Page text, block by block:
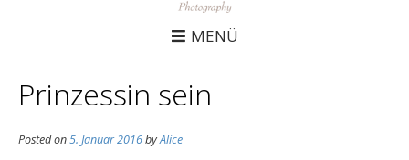
MENÜ
Prinzessin sein
Posted on5. Januar 2016byAlice